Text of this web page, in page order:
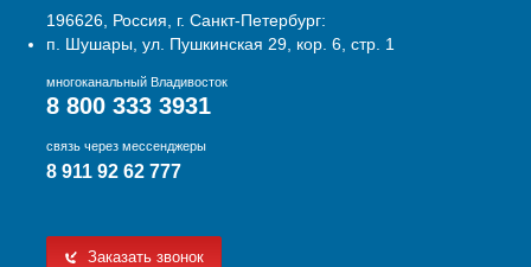
196626, Россия, г. Санкт-Петербург:
п. Шушары, ул. Пушкинская 29, кор. 6, стр. 1
многоканальный Владивосток
8 800 333 3931
связь через мессенджеры
8 911 92 62 777
Заказать звонок